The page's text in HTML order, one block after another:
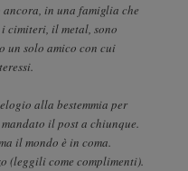
in una famiglia che
cimiteri, il metal, sono
un solo amico con cui
alla bestemmia per
il post a chiunque.
il mondo è in coma.
(leggili come complimenti).